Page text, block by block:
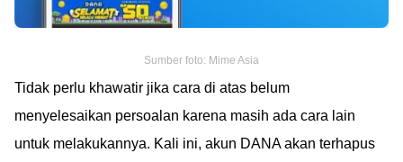
Sumber foto: Mime Asia
Tidak perlu khawatir jika cara di atas belum
menyelesaikan persoalan karena masih ada cara lain
untuk melakukannya. Kali ini, akun DANA akan terhapus